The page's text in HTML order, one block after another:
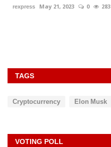
rexpress May 21, 2023 0 283
TAGS
Cryptocurrency Elon Musk
VOTING POLL